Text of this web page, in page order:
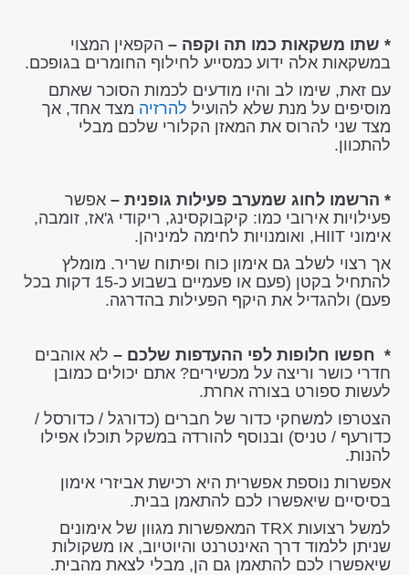
* שתו משקאות כמו תה וקפה – הקפאין המצוי
במשקאות אלה ידוע כמסייע לחילוף החומרים בגופכם.
עם זאת, שימו לב והיו מודעים לכמות הסוכר שאתם
מוסיפים על מנת שלא להועיל להרזיה מצד אחד, אך
מצד שני להרוס את המאזן הקלורי שלכם מבלי
להתכוון.
* הרשמו לחוג שמערב פעילות גופנית – אפשר
פעילויות אירובי כמו: קיקבוקסינג, ריקודי ג'אז, זומבה,
אימוני HIIT, ואומנויות לחימה למיניהן.
אך רצוי לשלב גם אימון כוח ופיתוח שריר. מומלץ
להתחיל בקטן (פעם או פעמיים בשבוע כ-15 דקות בכל
פעם) ולהגדיל את היקף הפעילות בהדרגה.
* חפשו חלופות לפי ההעדפות שלכם – לא אוהבים
חדרי כושר וריצה על מכשירים? אתם יכולים כמובן
לעשות ספורט בצורה אחרת.
הצטרפו למשחקי כדור של חברים (כדורגל / כדורסל /
כדורעף / טניס) ובנוסף להורדה במשקל תוכלו אפילו
להנות.
אפשרות נוספת אפשרית היא רכישת אביזרי אימון
בסיסיים שיאפשרו לכם להתאמן בבית.
למשל רצועות TRX המאפשרות מגוון של אימונים
שניתן ללמוד דרך האינטרנט והיוטיוב, או משקולות
שיאפשרו לכם להתאמן גם הן, מבלי לצאת מהבית.